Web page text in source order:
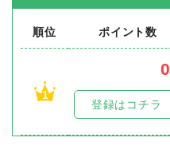
順位 ポイント数
1
0
登録はコチラ